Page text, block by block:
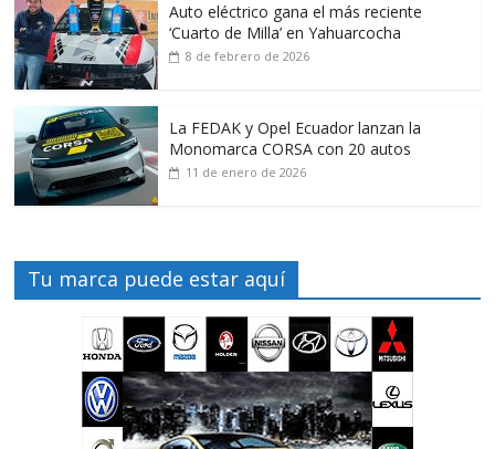
Auto eléctrico gana el más reciente
‘Cuarto de Milla’ en Yahuarcocha
8 de febrero de 2026
La FEDAK y Opel Ecuador lanzan la
Monomarca CORSA con 20 autos
11 de enero de 2026
Tu marca puede estar aquí